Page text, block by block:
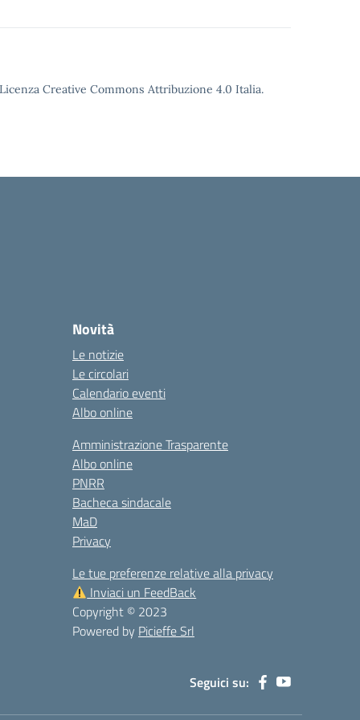
Creative Commons Attribuzione 4.0 Italia.
Novità
Le notizie
Le circolari
Calendario eventi
Albo online
Amministrazione Trasparente
Albo online
PNRR
Bacheca sindacale
MaD
Privacy
Le tue preferenze relative alla privacy
Inviaci un FeedBack
Copyright © 2023
Powered by Picieffe Srl
Seguici su: